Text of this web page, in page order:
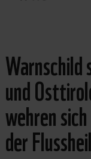
und
wehren
der